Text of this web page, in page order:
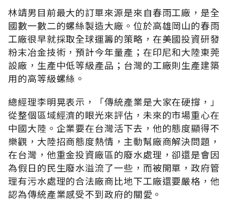
林靖男目前最大的訂單來源是來自春雨工廠，是全
國數一數二的螺絲製造大廠。位於高雄岡山的春雨
工廠很早就採取全球運籌的策略，在美國投資研發
粉末冶金技術，預計今年量產；在印尼和大陸東莞
設廠，生產中低等級產品；台灣的工廠則生產建築
用的高等級螺絲。
總經理李明晃表示，「傳統產業是大家在硬撐，」
從整個區域經濟的眼光來評估，未來的市場重心在
中國大陸。企業要在台灣活下去，他的態度顯得不
樂觀，大陸招商態度熱情，主動幫廠商解決問題，
在台灣，他重金投資廠區的廢水處理，卻還是會因
為假日的民生廢水溢流了一些，而被開單，政府管
理有污水處理的合法廠商比地下工廠還要嚴格，他
認為傳統產業感受不到政府的關愛。